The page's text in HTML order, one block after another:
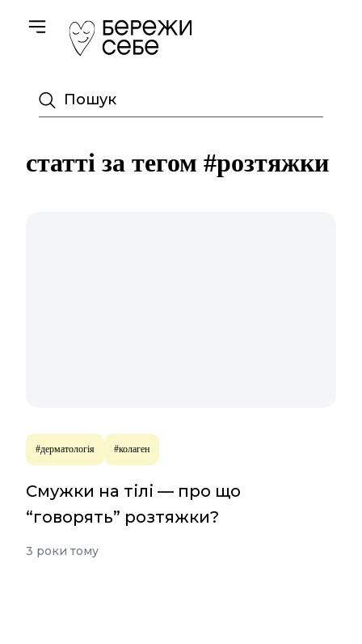
Toggle navigation
Пошук
статті за тегом #розтяжки
#дерматологія #колаген
Смужки на тілі — про що
“говорять” розтяжки?
3 роки тому